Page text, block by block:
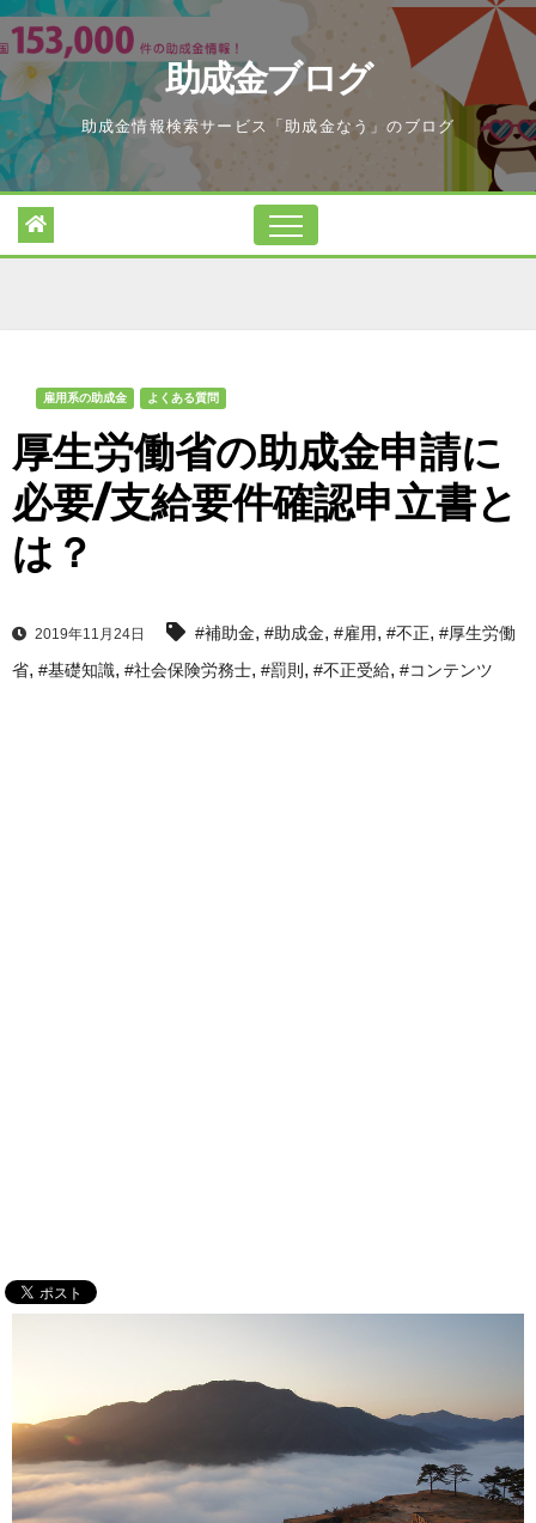
Skip
to
content
助成金ブログ
助成金情報検索サービス「助成金なう」のブログ
雇用系の助成金 よくある質問
厚生労働省の助成金申請に
必要/支給要件確認申立書と
は？
2019年11月24日 #補助金, #助成金, #雇用, #不正, #厚生労働
省, #基礎知識, #社会保険労務士, #罰則 , #不正受給, #コンテンツ